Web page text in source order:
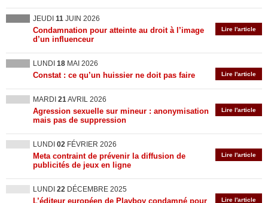
JEUDI 11 JUIN 2026
Lire l'article
Condamnation pour atteinte au droit à l’image
d’un influenceur
LUNDI 18 MAI 2026
Lire l'article
Constat : ce qu’un huissier ne doit pas faire
MARDI 21AVRIL 2026
Lire l'article
Agression sexuelle sur mineur : anonymisation
mais pas de suppression
LUNDI 02 FÉVRIER 2026
Lire l'article
Meta contraint de prévenir la diffusion de
publicités de jeux en ligne
LUNDI 22 DÉCEMBRE 2025
Lire l'article
L’éditeur européen de Playboy condamné pour